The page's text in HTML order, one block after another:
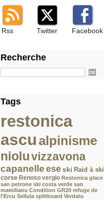
Rss Twitter Facebook
Recherche
Tags
restonica
ascualpinisme
nioluvizzavona
capanelle eseski Raid à ski
corse Renoso vergio Restonica glace
san petrone ski costa verde san
mamilianu Condition GR20 refuge de
l'Ercu Sellula splitboard Verdatu